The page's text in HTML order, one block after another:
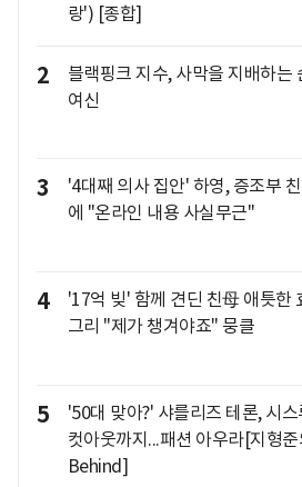
랑') [종합]
2
블랙핑크 지수, 사막을 지배하는
여신
3
'4대째 의사 집안' 하영, 증조부
에 "온라인 내용 사실무근"
4
'17억 빚' 함께 견딘 친母 애틋한
그리 "제가 챙겨야죠" 뭉클
5
'50대 맞아?' 샤를리즈 테론, 시스
컷아웃까지...패션 아우라[지형준
Behind]